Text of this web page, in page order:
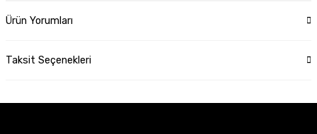
Ürün Yorumları
Taksit Seçenekleri